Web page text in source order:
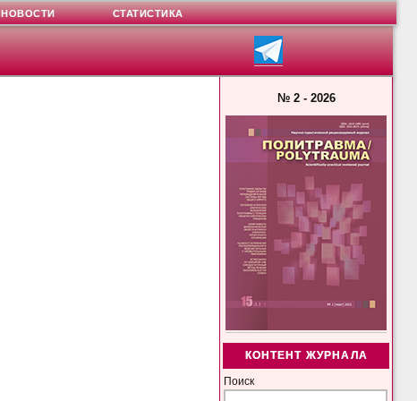
№ 2 - 2026
КОНТЕНТ ЖУРНАЛА
Поиск
НОВОСТИ СТАТИСТИКА